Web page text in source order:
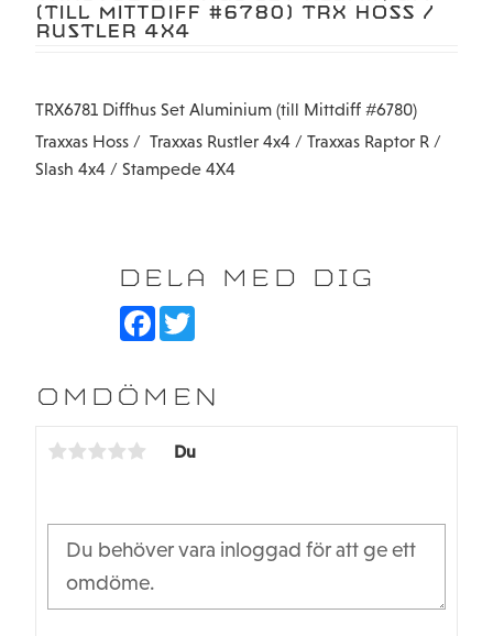
(TILL MITTDIFF #6780) TRX HOSS /
RUSTLER 4X4
TRX6781 Diffhus Set Aluminium (till Mittdiff #6780)
Traxxas Hoss / Traxxas Rustler 4x4 / Traxxas Raptor R /
Slash 4x4 / Stampede 4X4
DELA MED DIG
F
b
o
T
t
e
OMDÖMEN
Du